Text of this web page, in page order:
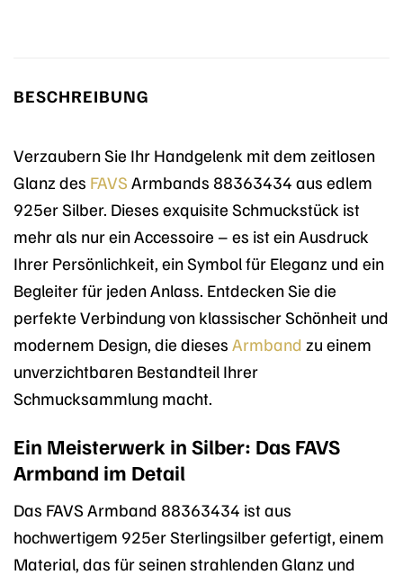
BESCHREIBUNG
Verzaubern Sie Ihr Handgelenk mit dem zeitlosen
Glanz des FAVS Armbands 88363434 aus edlem
925er Silber. Dieses exquisite Schmuckstück ist
mehr als nur ein Accessoire – es ist ein Ausdruck
Ihrer Persönlichkeit, ein Symbol für Eleganz und ein
Begleiter für jeden Anlass. Entdecken Sie die
perfekte Verbindung von klassischer Schönheit und
modernem Design, die dieses Armband zu einem
unverzichtbaren Bestandteil Ihrer
Schmucksammlung macht.
Ein Meisterwerk in Silber: Das FAVS
Armband im Detail
Das FAVS Armband 88363434 ist aus
hochwertigem 925er Sterlingsilber gefertigt, einem
Material, das für seinen strahlenden Glanz und